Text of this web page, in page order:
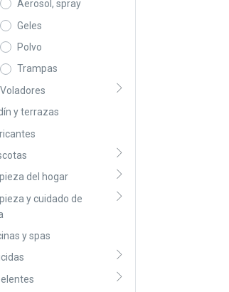
Aerosol, spray
Geles
Polvo
Trampas
Voladores
y terrazas
del hogar
y cuidado de
y spas